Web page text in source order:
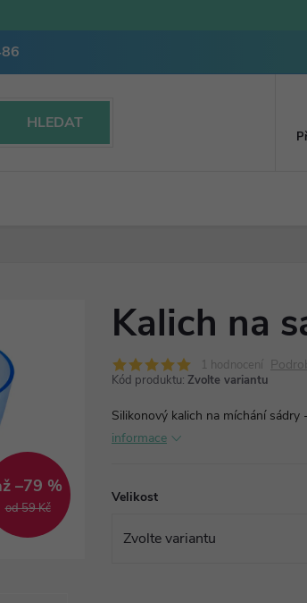
HLEDAT
od 59 Kč
–79 %
Kalich na
1 hodnocení
Kód produktu: Zvolte variantu
Silikonový kalich na míchání sádry
informace
Velikost